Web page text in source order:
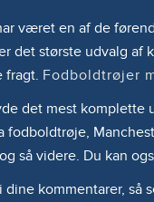
været en af de
det største udvalg
fragt. Fodboldtrøjer
det mest komplette
fodboldtrøje,
så videre. Du kan
kommentarer, så